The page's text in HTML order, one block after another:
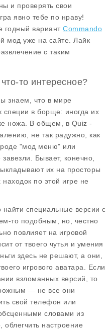
и проверять свои
явно тебе по нраву!
годный вариант Commando
мод уже на сайте. Лайк
с таким
то интересное?
знаем, что в мире
в борще: иногда их
ножа. В общем, в Quiz -
не так радужно, как
"мод меню" или
Бывает, конечно,
их на просторы
по этой игре не
специальные версии с
то подобным, но, честно
повлияет на игровой
от твоего чутья и умения
здесь не решают, а они,
игрового аватара. Если
взломанных версий, то
— не все они
свой телефон или
словами из
настроение